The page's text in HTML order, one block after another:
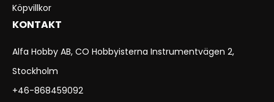
Köpvillkor
KONTAKT
Alfa Hobby AB, CO Hobbyisterna Instrumentvägen 2,
Stockholm
+46-868459092